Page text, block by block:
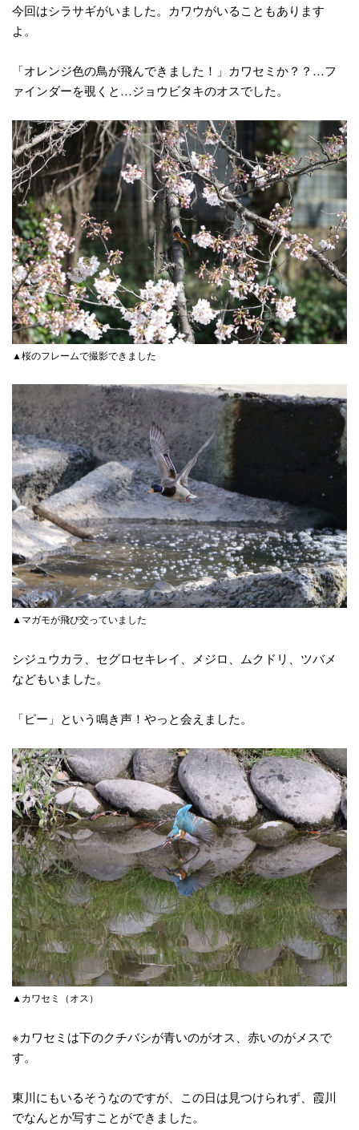
今回はシラサギがいました。カワウがいることもあります
よ。
「オレンジ色の鳥が飛んできました！」カワセミか？？…フ
ァインダーを覗くと…ジョウビタキのオスでした。
▲桜のフレームで撮影できました
▲マガモが飛び交っていました
シジュウカラ、セグロセキレイ、メジロ、ムクドリ、ツバメ
などもいました。
「ピー」という鳴き声！やっと会えました。
▲カワセミ（オス）
※カワセミは下のクチバシが青いのがオス、赤いのがメスで
す。
東川にもいるそうなのですが、この日は見つけられず、霞川
でなんとか写すことができました。